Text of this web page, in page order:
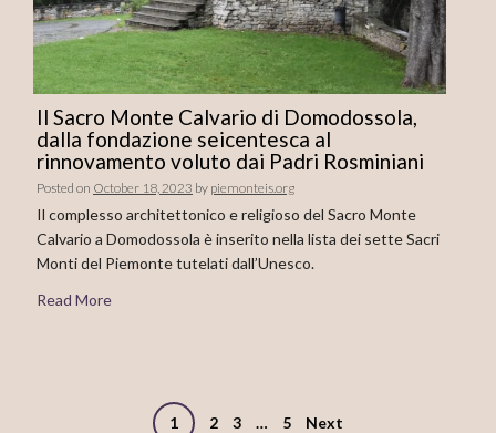
Il Sacro Monte Calvario di Domodossola,
dalla fondazione seicentesca al
rinnovamento voluto dai Padri Rosminiani
Posted on October 18, 2023 by piemonteis.org
Il complesso architettonico e religioso del Sacro Monte
Calvario a Domodossola è inserito nella lista dei sette Sacri
Monti del Piemonte tutelati dall’Unesco.
Read More
1 2 3 … 5 Next